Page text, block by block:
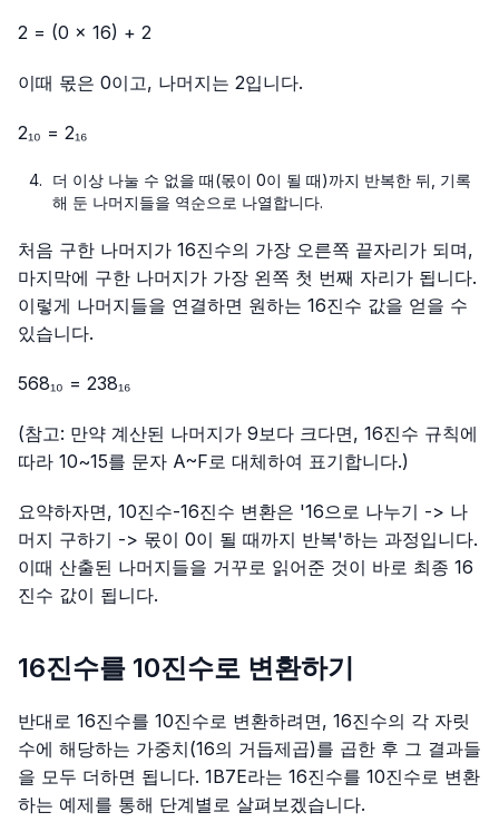
2 = (0 × 16) + 2
이때 몫은 0이고, 나머지는 2입니다.
2₁₀ = 2₁₆
더 이상 나눌 수 없을 때(몫이 0이 될 때)까지 반복한 뒤, 기록
해 둔 나머지들을 역순으로 나열합니다.
처음 구한 나머지가 16진수의 가장 오른쪽 끝자리가 되며,
마지막에 구한 나머지가 가장 왼쪽 첫 번째 자리가 됩니다.
이렇게 나머지들을 연결하면 원하는 16진수 값을 얻을 수
있습니다.
568₁₀ = 238₁₆
(참고: 만약 계산된 나머지가 9보다 크다면, 16진수 규칙에
따라 10~15를 문자 A~F로 대체하여 표기합니다.)
요약하자면, 10진수-16진수 변환은 '16으로 나누기 -> 나
머지 구하기 -> 몫이 0이 될 때까지 반복'하는 과정입니다.
이때 산출된 나머지들을 거꾸로 읽어준 것이 바로 최종 16
진수 값이 됩니다.
16진수를 10진수로 변환하기
반대로 16진수를 10진수로 변환하려면, 16진수의 각 자릿
수에 해당하는 가중치(16의 거듭제곱)를 곱한 후 그 결과들
을 모두 더하면 됩니다. 1B7E라는 16진수를 10진수로 변환
하는 예제를 통해 단계별로 살펴보겠습니다.